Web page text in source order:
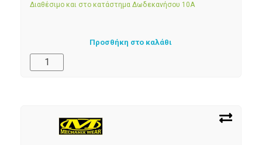
Διαθέσιμο και στο κατάστημα Δωδεκανήσου 10Α
Προσθήκη στο καλάθι